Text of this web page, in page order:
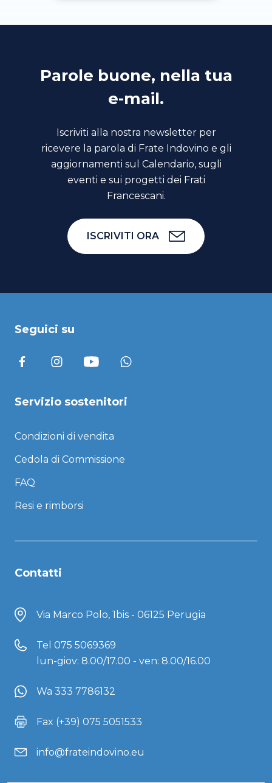
Parole buone, nella tua
e-mail.
Iscriviti alla nostra newsletter per
ricevere la parola di Frate Indovino e gli
aggiornamenti sul Calendario, sugli
eventi e sui progetti dei Frati
Francescani.
ISCRIVITI ORA
Seguici su
Servizio sostenitori
Condizioni di vendita
Cedola di Commissione
FAQ
Resi e rimborsi
Contatti
Via Marco Polo, 1bis - 06125 Perugia
Tel 075 5069369
lun-giov: 8.00/17.00 - ven: 8.00/16.00
Wa 333 7786132
Fax (+39) 075 5051533
info@frateindovino.eu